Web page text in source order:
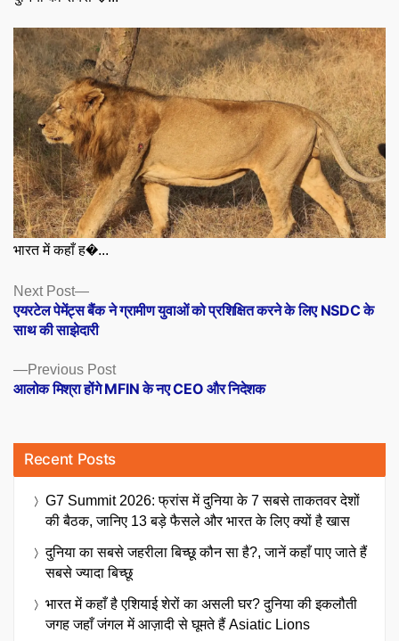
भारत में कहाँ ह�...
Posts
navigation
Previous PostPrevious
post:
आलोक मिश्रा होंगे MFIN के नए CEO और निदेशक
Next Post
Next
post:
एयरटेल पेमेंट्स बैंक ने ग्रामीण युवाओं को प्रशिक्षित करने के लिए NSDC के
साथ की साझेदारी
Recent Posts
G7 Summit 2026: फ्रांस में दुनिया के 7 सबसे ताकतवर देशों
की बैठक, जानिए 13 बड़े फैसले और भारत के लिए क्यों है खास
दुनिया का सबसे जहरीला बिच्छू कौन सा है?, जानें कहाँ पाए जाते हैं
सबसे ज्यादा बिच्छू
भारत में कहाँ है एशियाई शेरों का असली घर? दुनिया की इकलौती
जगह जहाँ जंगल में आज़ादी से घूमते हैं Asiatic Lions